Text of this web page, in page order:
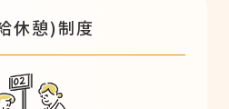
休憩)制度